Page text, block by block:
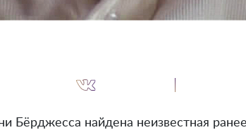
Бёрджесса найдена неизвестная